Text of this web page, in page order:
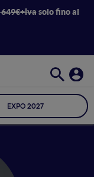
solo fino al
EXPO 2027